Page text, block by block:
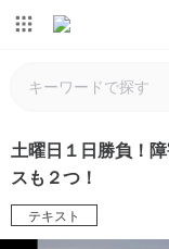
土曜日１日勝負！
スも２つ！
テキスト